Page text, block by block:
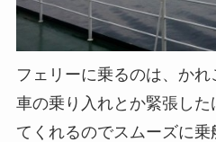
フェリーに乗るのは、かれ
車の乗り入れとか緊張した
てくれるのでスムーズに乗